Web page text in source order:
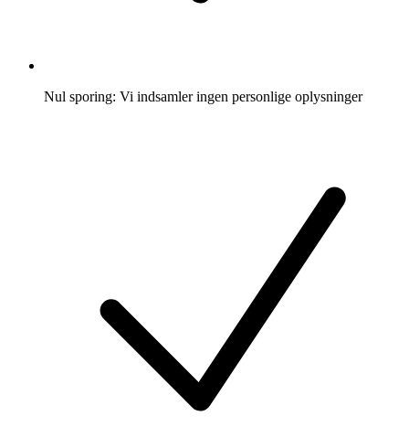
Nul sporing: Vi indsamler ingen personlige oplysninger